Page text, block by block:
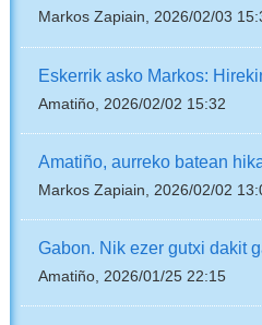
Markos Zapiain, 2026/02/03
Eskerrik asko Markos:
Amatiño, 2026/02/02 15:32
Amatiño, aurreko batean
Markos Zapiain, 2026/02/02
Gabon. Nik ezer gutxi dakit
Amatiño, 2026/01/25 22:15